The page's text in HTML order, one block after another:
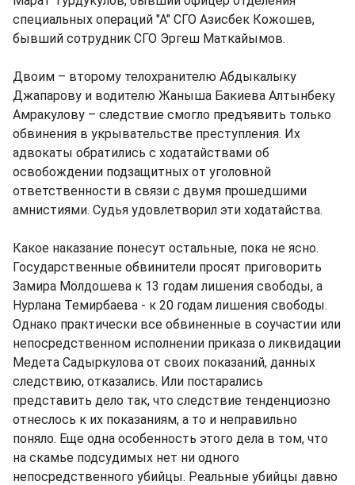
специальных операций "А" СГО Азисбек Кожошев,
бывший сотрудник СГО Эргеш Маткайымов.
Двоим – второму телохранителю Абдыкалыку
Джапарову и водителю Жаныша Бакиева Алтынбеку
Амракулову – следствие смогло предъявить только
обвинения в укрывательстве преступления. Их
адвокаты обратились с ходатайствами об
освобождении подзащитных от уголовной
ответственности в связи с двумя прошедшими
амнистиями. Судья удовлетворил эти ходатайства.
Какое наказание понесут остальные, пока не ясно.
Государственные обвинители просят приговорить
Замира Молдошева к 13 годам лишения свободы, а
Нурлана Темирбаева - к 20 годам лишения свободы.
Однако практически все обвиненные в соучастии или
непосредственном исполнении приказа о ликвидации
Медета Садыркулова от своих показаний, данных
следствию, отказались. Или постарались
представить дело так, что следствие тенденциозно
отнеслось к их показаниям, а то и неправильно
поняло. Еще одна особенность этого дела в том, что
на скамье подсудимых нет ни одного
непосредственного убийцы. Реальные убийцы давно